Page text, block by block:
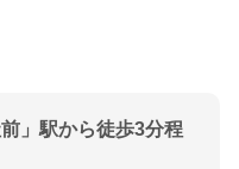
」駅から徒歩3分程